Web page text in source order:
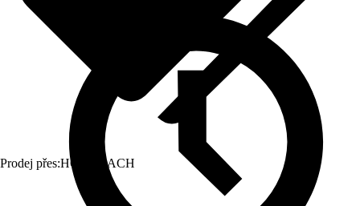
Prodej přes:HORNBACH